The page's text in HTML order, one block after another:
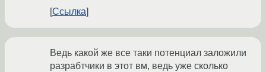
Ссылка
Ведь какой же все таки потенциал заложили
разрабтчики в этот вм, ведь уже сколько